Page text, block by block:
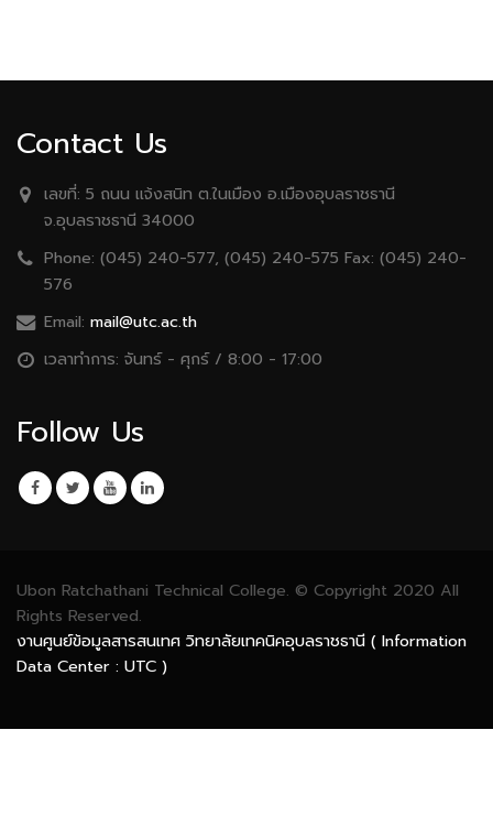
Contact Us
เลขที่: 5 ถนน เเจ้งสนิท ต.ในเมือง อ.เมืองอุบลราชธานี
จ.อุบลราชธานี 34000
Phone: (045) 240-577, (045) 240-575 Fax: (045) 240-
576
Email: mail@utc.ac.th
เวลาทำการ: จันทร์ - ศุกร์ / 8:00 - 17:00
Follow Us
Ubon Ratchathani Technical College. © Copyright 2020 All
Rights Reserved.
งานศูนย์ข้อมูลสารสนเทศ วิทยาลัยเทคนิคอุบลราชธานี ( Information
Data Center : UTC )